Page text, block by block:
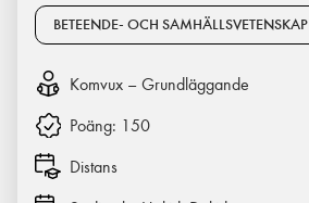
BETEENDE- OCH SAMHÄLLSVETENSKAP
Komvux – Grundläggande
Poäng: 150
Distans